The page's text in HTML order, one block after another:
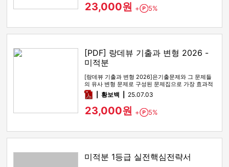
23,000원 + Point
5%
[PDF] 랑데뷰 기출과 변형 2026 -
미적분
[랑데뷰 기출과 변형 2026]은기출문제와 그 문제들
의 유사 변형 문제로 구성된 문제집으로 가장 효과적
인 기출문제 공부 방법…
pdf황보백 25.07.03
23,000원 + Point
5%
미적분 1등급 실전핵심전략서